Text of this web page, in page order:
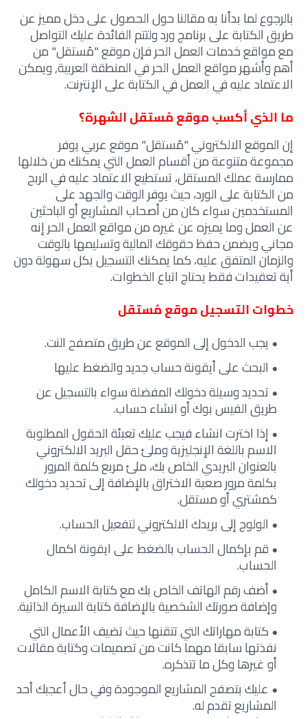
بالرجوع لما بدأنا به مقالنا حول الحصول على دخل مميز عن
طريق الكتابة على برنامج ورد ولتتم الفائدة عليك التواصل
مع مواقع خدمات العمل الحر فإن موقع "مُستقل" من
أهم وأشهر مواقع العمل الحر في المنطقة العربية, ويمكن
الاعتماد عليه في العمل في الكتابة على الإنترنت.
ما الذي أكسب موقع مُستقل الشهرة؟
إن الموقع الالكتروني "مُستقل" موقع عربي يوفر
مجموعة متنوعة من أقسام العمل التي يمكنك من خلالها
ممارسة عملك المستقل، تستطيع الاعتماد عليه في الربح
من الكتابة على الورد، حيث يوفر الوقت والجهد على
المستخدمين سواء كان من أصحاب المشاريع أو الباحثين
عن العمل وما يميزه عن غيره من مواقع العمل الحر إنه
مجاني ويضمن حفظ حقوقك المالية وتسليمها بالوقت
والزمان المتفق عليه، كما يمكنك التسجيل بكل سهولة دون
أية تعقيدات فقط يحتاج اتباع الخطوات.
خطوات التسجيل موقع مُستقل
يجب الدخول إلى الموقع عن طريق متصفح النت.
البحث على أيقونة حساب جديد والضغط عليها
تحديد وسيلة دخولك المفضلة سواء بالتسجيل عن
طريق الفيس بوك أو انشاء حساب.
إذا اخترت انشاء فيجب عليك تعبئة الحقول المطلوبة
الاسم باللغة الإنجليزية وملئ حقل البريد الالكتروني
بالعنوان البريدي الخاص بك، ملئ مربع كلمة المرور
بكلمة مرور صعبة الاختراق بالإضافة إلى تحديد دخولك
كمشتري أو مستقل.
الولوج إلى بريدك الالكتروني لتفعيل الحساب.
قم بإكمال الحساب بالضغط على ايقونة اكمال
الحساب.
أضف رقم الهاتف الخاص بك مع كتابة الاسم الكامل
وإضافة صورتك الشخصية بالإضافة كتابة السيرة الذاتية.
كتابة مهاراتك التي تتقنها حيث تضيف الأعمال التي
نفذتها سابقا مهما كانت من تصميمات وكتابة مقالات
أو غيرها وكل ما تتذكره.
عليك بتصفح المشاريع الموجودة وفي حال أعجبك أحد
المشاريع تقدم له.